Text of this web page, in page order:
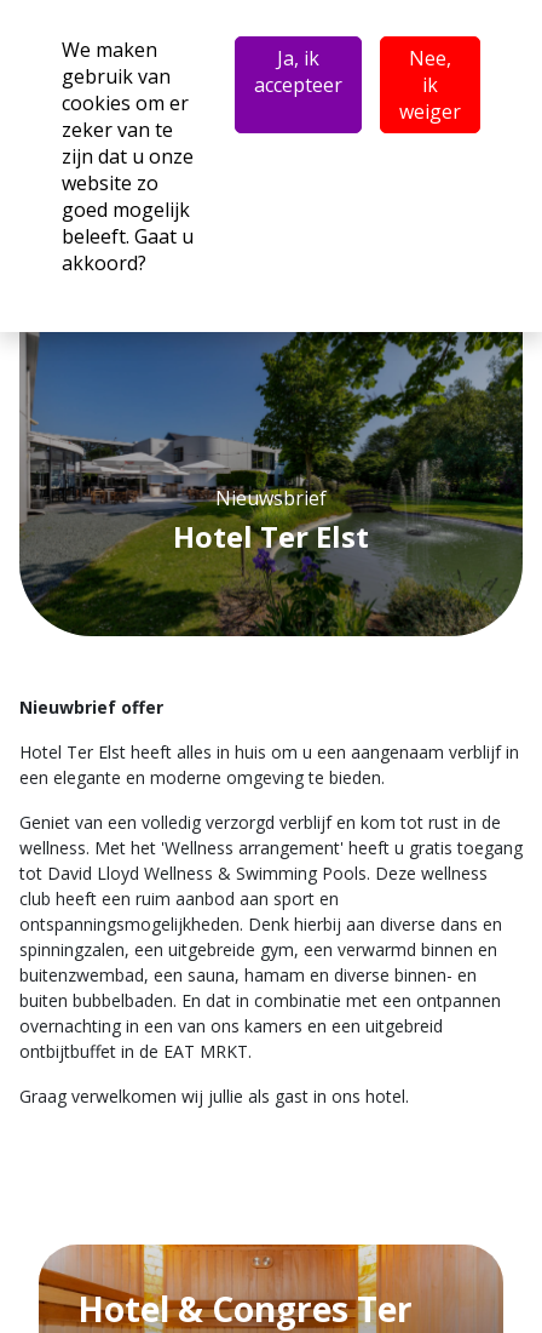
We maken
gebruik van
cookies om er
zeker van te
zijn dat u onze
website zo
goed mogelijk
beleeft. Gaat u
akkoord?
Ja, ik
accepteer
Nee,
ik
weiger
Nieuwsbrief
Hotel Ter Elst
Nieuwbrief offer
Hotel Ter Elst heeft alles in huis om u een aangenaam verblijf in
een elegante en moderne omgeving te bieden.
Geniet van een volledig verzorgd verblijf en kom tot rust in de
wellness. Met het 'Wellness arrangement' heeft u gratis toegang
tot David Lloyd Wellness & Swimming Pools. Deze wellness
club heeft een ruim aanbod aan sport en
ontspanningsmogelijkheden. Denk hierbij aan diverse dans en
spinningzalen, een uitgebreide gym, een verwarmd binnen en
buitenzwembad, een sauna, hamam en diverse binnen- en
buiten bubbelbaden. En dat in combinatie met een ontpannen
overnachting in een van ons kamers en een uitgebreid
ontbijtbuffet in de EAT MRKT.
Graag verwelkomen wij jullie als gast in ons hotel.
Hotel & Congres Ter